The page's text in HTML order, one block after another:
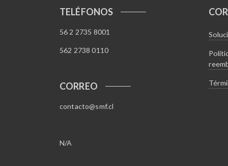
TELÉFONOS
56 2 2735 8001
562 2738 0110
CORREO
contacto@smf.cl
N/A